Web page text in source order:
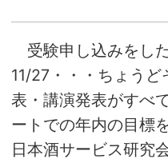
受験申し込みをし
11/27・・・ちょう
表・講演発表がすべ
ートでの年内の目標
日本酒サービス研究